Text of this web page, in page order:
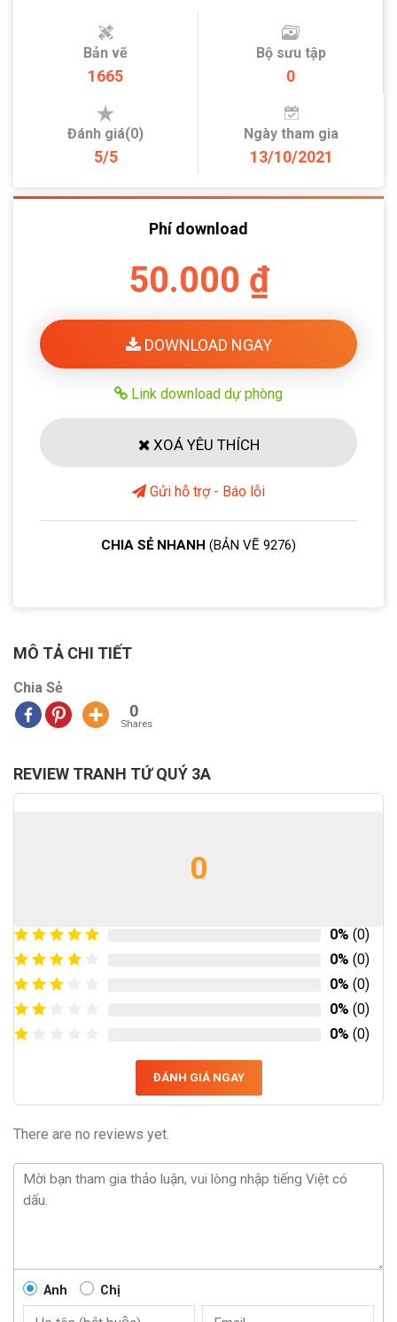
Bản vẽ
1665
Bộ sưu tập
0
Đánh giá(0)
5/5
Ngày tham gia
13/10/2021
Phí download
50.000 ₫
DOWNLOAD NGAY
Link download dự phòng
XOÁ YÊU THÍCH
Gửi hỗ trợ - Báo lỗi
CHIA SẺ NHANH (BẢN VẼ 9276)
MÔ TẢ CHI TIẾT
Chia Sẻ
0
Shares
REVIEW TRANH TỨ QUÝ 3A
0
0% (0)
0% (0)
0% (0)
0% (0)
0% (0)
ĐÁNH GIÁ NGAY
There are no reviews yet.
Anh Chị